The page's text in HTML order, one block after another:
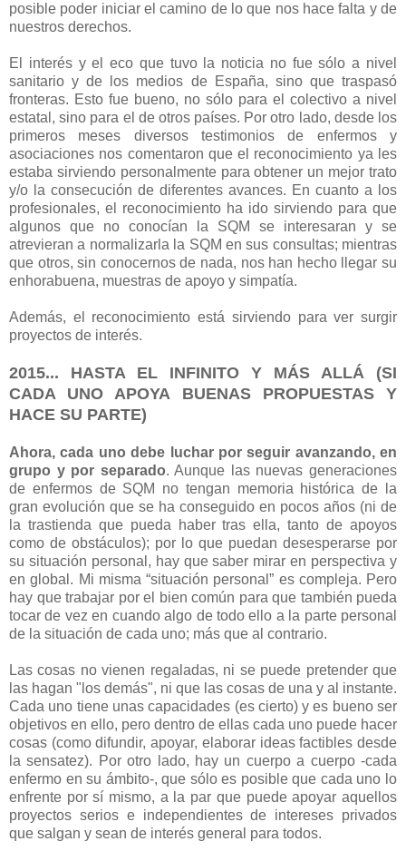
posible poder iniciar el camino de lo que nos hace falta y de
nuestros derechos.
El interés y el eco que tuvo la noticia no fue sólo a nivel
sanitario y de los medios de España, sino que traspasó
fronteras. Esto fue bueno, no sólo para el colectivo a nivel
estatal, sino para el de otros países. Por otro lado, desde los
primeros meses diversos testimonios de enfermos y
asociaciones nos comentaron que el reconocimiento ya les
estaba sirviendo personalmente para obtener un mejor trato
y/o la consecución de diferentes avances. En cuanto a los
profesionales, el reconocimiento ha ido sirviendo para que
algunos que no conocían la SQM se interesaran y se
atrevieran a normalizarla la SQM en sus consultas; mientras
que otros, sin conocernos de nada, nos han hecho llegar su
enhorabuena, muestras de apoyo y simpatía.
Además, el reconocimiento está sirviendo para ver surgir
proyectos de interés.
2015... HASTA EL INFINITO Y MÁS ALLÁ (SI
CADA UNO APOYA BUENAS PROPUESTAS Y
HACE SU PARTE)
Ahora, cada uno debe luchar por seguir avanzando, en
grupo y por separado. Aunque las nuevas generaciones
de enfermos de SQM no tengan memoria histórica de la
gran evolución que se ha conseguido en pocos años (ni de
la trastienda que pueda haber tras ella, tanto de apoyos
como de obstáculos); por lo que puedan desesperarse por
su situación personal, hay que saber mirar en perspectiva y
en global. Mi misma “situación personal” es compleja. Pero
hay que trabajar por el bien común para que también pueda
tocar de vez en cuando algo de todo ello a la parte personal
de la situación de cada uno; más que al contrario.
Las cosas no vienen regaladas, ni se puede pretender que
las hagan "los demás", ni que las cosas de una y al instante.
Cada uno tiene unas capacidades (es cierto) y es bueno ser
objetivos en ello, pero dentro de ellas cada uno puede hacer
cosas (como difundir, apoyar, elaborar ideas factibles desde
la sensatez). Por otro lado, hay un cuerpo a cuerpo -cada
enfermo en su ámbito-, que sólo es posible que cada uno lo
enfrente por sí mismo, a la par que puede apoyar aquellos
proyectos serios e independientes de intereses privados
que salgan y sean de interés general para todos.